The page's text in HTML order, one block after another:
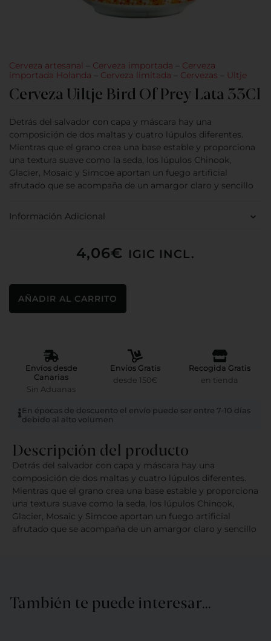
Cerveza artesanal Cerveza importada
Cerveza
importada Holanda
Cerveza limitada Cervezas Ultje
Cerveza Uiltje Bird Of Prey Lata 33Cl
Detrás del salvador con capa y máscara hay una
composición de dos maltas y cuatro lúpulos diferentes.
Mientras que el grano crea una base estable y proporciona
una textura suave como la seda, los lúpulos Chinook,
Glacier, Mosaic y Simcoe aportan un fuego artificial
afrutado que se acompaña de un amargor claro y sencillo
Información Adicional
4,06€ IGIC INCL.
AÑADIR AL CARRITO
Envíos desde
Canarias
Sin Aduanas
Envíos Gratis
desde 150€
Recogida Gratis
en tienda
En épocas de descuento el envío puede ser entre 7-10 días
debido al alto volumen
Descripción del producto
Detrás del salvador con capa y máscara hay una
composición de dos maltas y cuatro lúpulos diferentes.
Mientras que el grano crea una base estable y proporciona
una textura suave como la seda, los lúpulos Chinook,
Glacier, Mosaic y Simcoe aportan un fuego artificial
afrutado que se acompaña de un amargor claro y sencillo
También te puede interesar…